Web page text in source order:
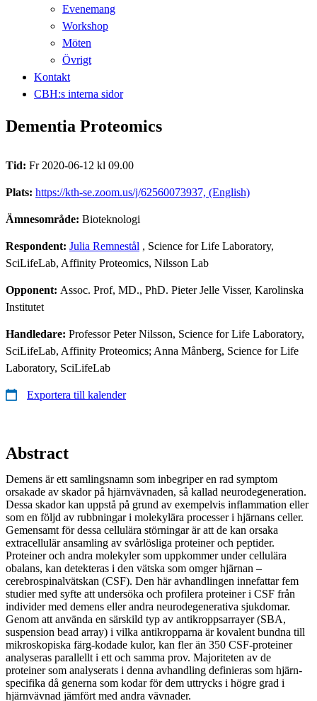
Evenemang
Workshop
Möten
Övrigt
Kontakt
CBH:s interna sidor
Dementia Proteomics
Tid: Fr 2020-06-12 kl 09.00
Plats: https://kth-se.zoom.us/j/62560073937, (English)
Ämnesområde: Bioteknologi
Respondent: Julia Remnestål , Science for Life Laboratory,
SciLifeLab, Affinity Proteomics, Nilsson Lab
Opponent: Assoc. Prof, MD., PhD. Pieter Jelle Visser, Karolinska
Institutet
Handledare: Professor Peter Nilsson, Science for Life Laboratory,
SciLifeLab, Affinity Proteomics; Anna Månberg, Science for Life
Laboratory, SciLifeLab
Exportera till kalender
Abstract
Demens är ett samlingsnamn som inbegriper en rad symptom
orsakade av skador på hjärnvävnaden, så kallad neurodegeneration.
Dessa skador kan uppstå på grund av exempelvis inflammation eller
som en följd av rubbningar i molekylära processer i hjärnans celler.
Gemensamt för dessa cellulära störningar är att de kan orsaka
extracellulär ansamling av svårlösliga proteiner och peptider.
Proteiner och andra molekyler som uppkommer under cellulära
obalans, kan detekteras i den vätska som omger hjärnan –
cerebrospinalvätskan (CSF). Den här avhandlingen innefattar fem
studier med syfte att undersöka och profilera proteiner i CSF från
individer med demens eller andra neurodegenerativa sjukdomar.
Genom att använda en särskild typ av antikroppsarrayer (SBA,
suspension bead array) i vilka antikropparna är kovalent bundna till
mikroskopiska färg-kodade kulor, kan fler än 350 CSF-proteiner
analyseras parallellt i ett och samma prov. Majoriteten av de
proteiner som analyserats i denna avhandling definieras som hjärn-
specifika då generna som kodar för dem uttrycks i högre grad i
hjärnvävnad jämfört med andra vävnader.